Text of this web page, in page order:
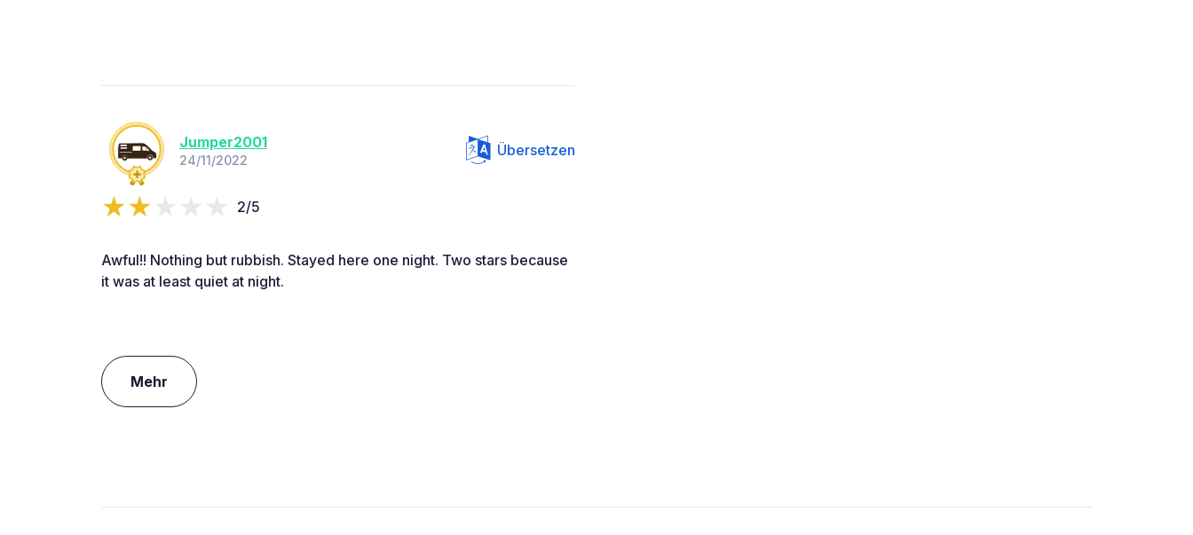
Jumper2001
24/11/2022
Übersetzen
2/5
Awful!! Nothing but rubbish. Stayed here one night. Two stars because
it was at least quiet at night.
Mehr